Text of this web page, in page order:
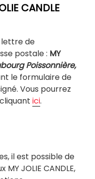
CANDLE
lettre de
postale : MY
Poissonnière,
le formulaire de
Vous pourrez
ici.
il est possible de
JOLIE CANDLE,